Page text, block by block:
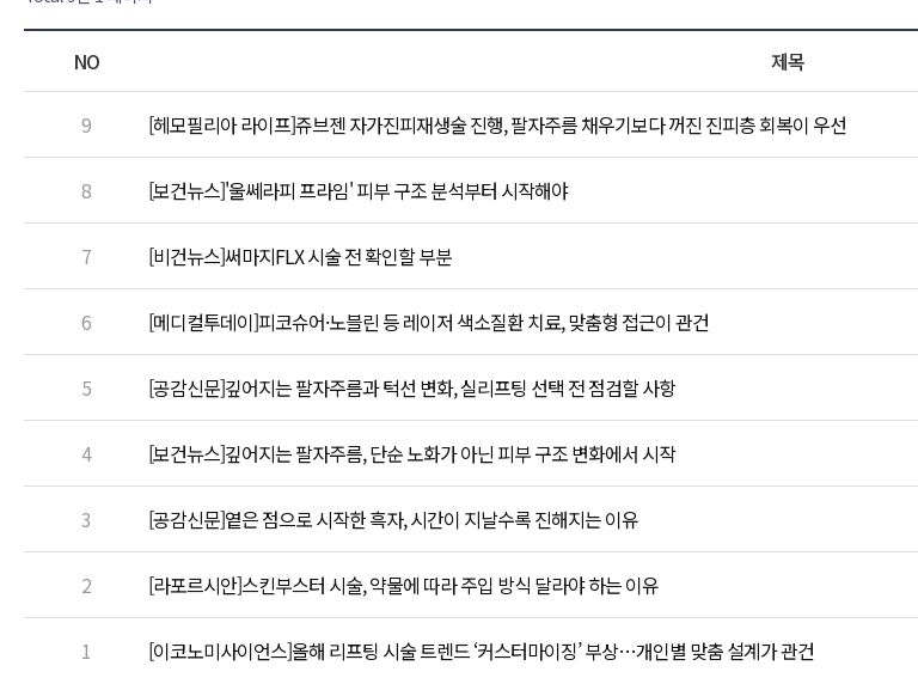
NO 제목
9 [헤모필리아 라이프]쥬브젠 자가진피재생술 진행, 팔자주름 채우기보다 꺼진 진피층 회복이 우선
8 [보건뉴스]'울쎄라피 프라임' 피부 구조 분석부터 시작해야
7 [비건뉴스]써마지FLX 시술 전 확인할 부분
6 [메디컬투데이]피코슈어·노블린 등 레이저 색소질환 치료, 맞춤형 접근이 관건
5 [공감신문]깊어지는 팔자주름과 턱선 변화, 실리프팅 선택 전 점검할 사항
4 [보건뉴스]깊어지는 팔자주름, 단순 노화가 아닌 피부 구조 변화에서 시작
3 [공감신문]옅은 점으로 시작한 흑자, 시간이 지날수록 진해지는 이유
2 [라포르시안]스킨부스터 시술, 약물에 따라 주입 방식 달라야 하는 이유
1 [이코노미사이언스]올해 리프팅 시술 트렌드 ‘커스터마이징’ 부상…개인별 맞춤 설계가 관건